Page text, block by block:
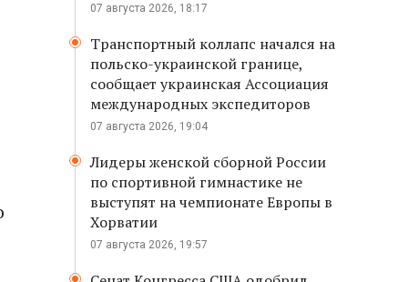
07 августа 2026, 18:17
Транспортный коллапс начался на
польско-украинской границе,
сообщает украинская Ассоциация
международных экспедиторов
07 августа 2026, 19:04
Лидеры женской сборной России
по спортивной гимнастике не
выступят на чемпионате Европы в
Хорватии
07 августа 2026, 19:57